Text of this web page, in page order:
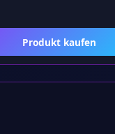
Produkt kaufen